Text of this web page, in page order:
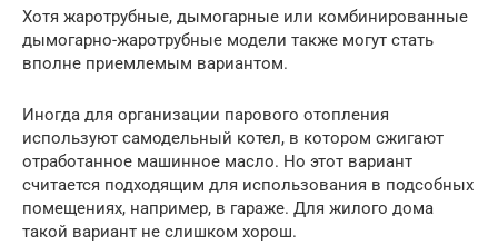
Хотя жаротрубные, дымогарные или комбинированные
дымогарно-жаротрубные модели также могут стать
вполне приемлемым вариантом.
Иногда для организации парового отопления
используют самодельный котел, в котором сжигают
отработанное машинное масло. Но этот вариант
считается подходящим для использования в подсобных
помещениях, например, в гараже. Для жилого дома
такой вариант не слишком хорош.